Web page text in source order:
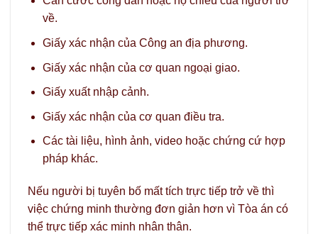
về.
Giấy xác nhận của Công an địa phương.
Giấy xác nhận của cơ quan ngoại giao.
Giấy xuất nhập cảnh.
Giấy xác nhận của cơ quan điều tra.
Các tài liệu, hình ảnh, video hoặc chứng cứ hợp
pháp khác.
Nếu người bị tuyên bố mất tích trực tiếp trở về thì
việc chứng minh thường đơn giản hơn vì Tòa án có
thể trực tiếp xác minh nhân thân.